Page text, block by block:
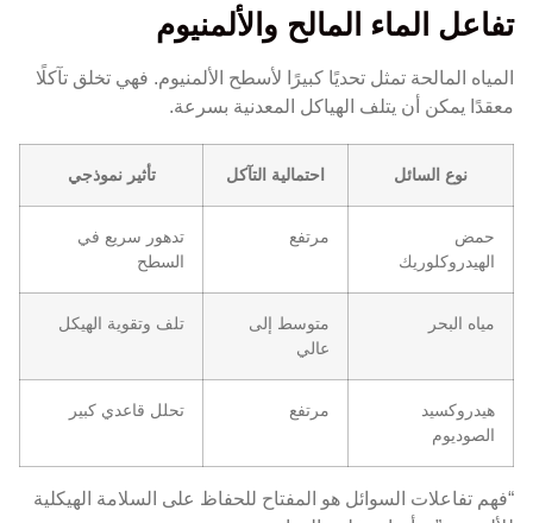
تفاعل الماء المالح والألمنيوم
المياه المالحة تمثل تحديًا كبيرًا لأسطح الألمنيوم. فهي تخلق تآكلًا
معقدًا يمكن أن يتلف الهياكل المعدنية بسرعة.
نوع السائل احتمالية التآكل تأثير نموذجي
حمض
الهيدروكلوريك
مرتفع
تدهور سريع في
السطح
مياه البحر
متوسط إلى
عالي
تلف وتقوية الهيكل
هيدروكسيد
الصوديوم
مرتفع تحلل قاعدي كبير
“فهم تفاعلات السوائل هو المفتاح للحفاظ على السلامة الهيكلية